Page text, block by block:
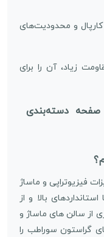
تونل کارپال و محدودیت‌های
زیاد، آن را برای
صفحه دسته‌بندی
فیزیوتراپی و ماساژ
بالا و از
از سالن های ماساژ و
گراستون سوراطب را